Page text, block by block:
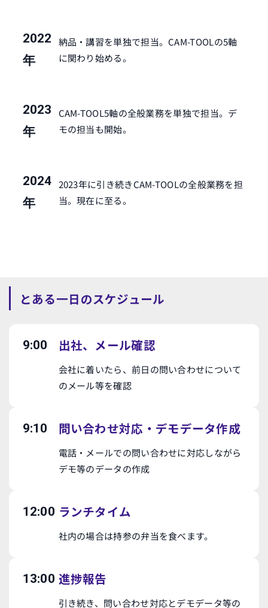
2022
年
納品・講習を単独で担当。CAM-TOOLの5軸
に関わり始める。
2023
年
CAM-TOOL5軸の全般業務を単独で担当。デ
モの担当も開始。
2024
年
2023年に引き続きCAM-TOOLの全般業務を担
当。現在に至る。
とある一日のスケジュール
9:00 出社、メール確認
会社に着いたら、前日の問い合わせについて
のメール等を確認
9:10 問い合わせ対応・デモデータ作成
電話・メールでの問い合わせに対応しながら
デモ等のデータの作成
12:00 ランチタイム
社内の場合は持参の弁当を食べます。
13:00 進捗報告
引き続き、問い合わせ対応とデモデータ等の